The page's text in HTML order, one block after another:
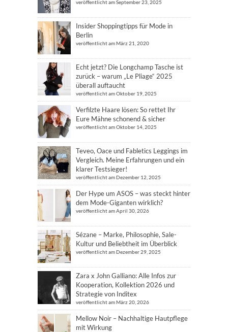
veröffentlicht am September 23, 2025
Insider Shoppingtipps für Mode in
Berlin
veröffentlicht am März 21, 2020
Echt jetzt? Die Longchamp Tasche ist
zurück – warum „Le Pliage“ 2025
überall auftaucht
veröffentlicht am Oktober 19, 2025
Verfilzte Haare lösen: So rettet Ihr
Eure Mähne schonend & sicher
veröffentlicht am Oktober 14, 2025
Teveo, Oace und Fabletics Leggings im
Vergleich. Meine Erfahrungen und ein
klarer Testsieger!
veröffentlicht am Dezember 12, 2025
Der Hype um ASOS – was steckt hinter
dem Mode-Giganten wirklich?
veröffentlicht am April 30, 2026
Sézane – Marke, Philosophie, Sale-
Kultur und Beliebtheit im Überblick
veröffentlicht am Dezember 29, 2025
Zara x John Galliano: Alle Infos zur
Kooperation, Kollektion 2026 und
Strategie von Inditex
veröffentlicht am März 20, 2026
Mellow Noir – Nachhaltige Hautpflege
mit Wirkung